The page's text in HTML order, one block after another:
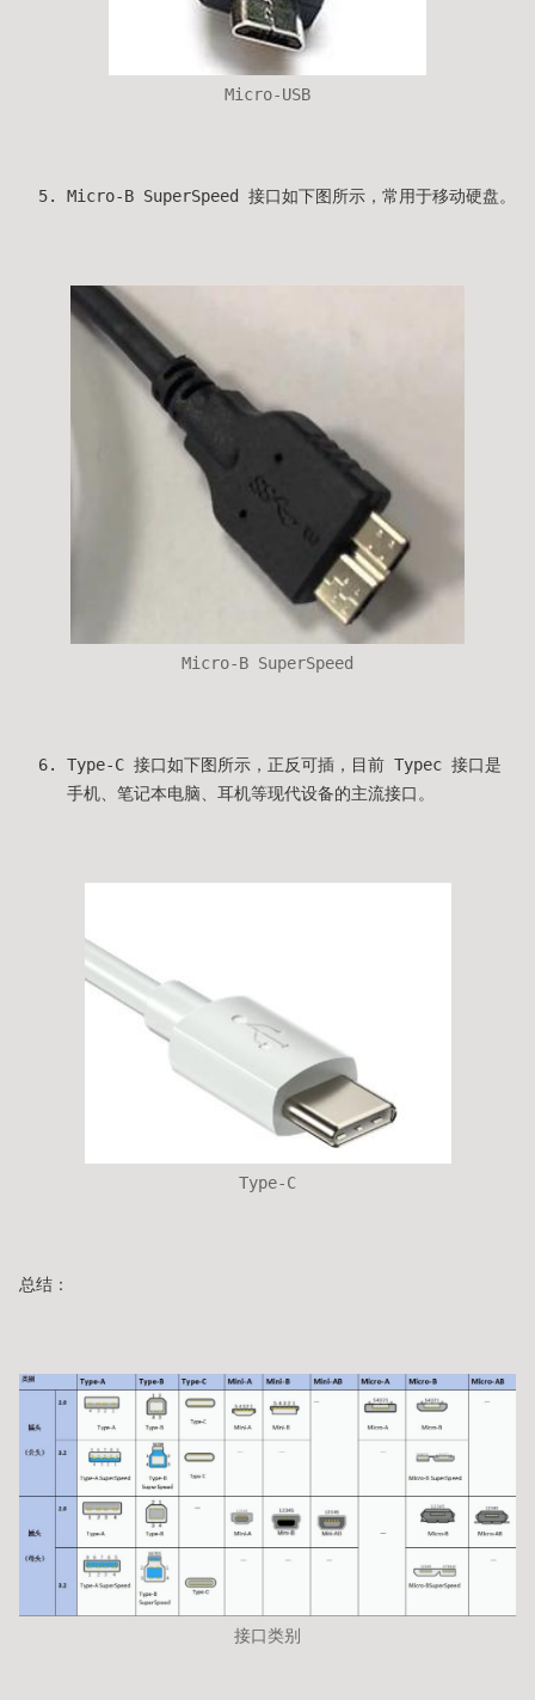
Micro-USB
Micro-B SuperSpeed 接口如下图所示，常用于移动硬盘。
Micro-B SuperSpeed
Type-C 接口如下图所示，正反可插，目前 Typec 接口是
手机、笔记本电脑、耳机等现代设备的主流接口。
Type-C
总结：
接口类别